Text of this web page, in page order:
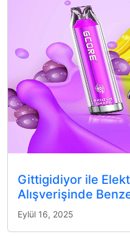
Gittigidiyor ile
Alışverişinde
Eylül 16, 2025